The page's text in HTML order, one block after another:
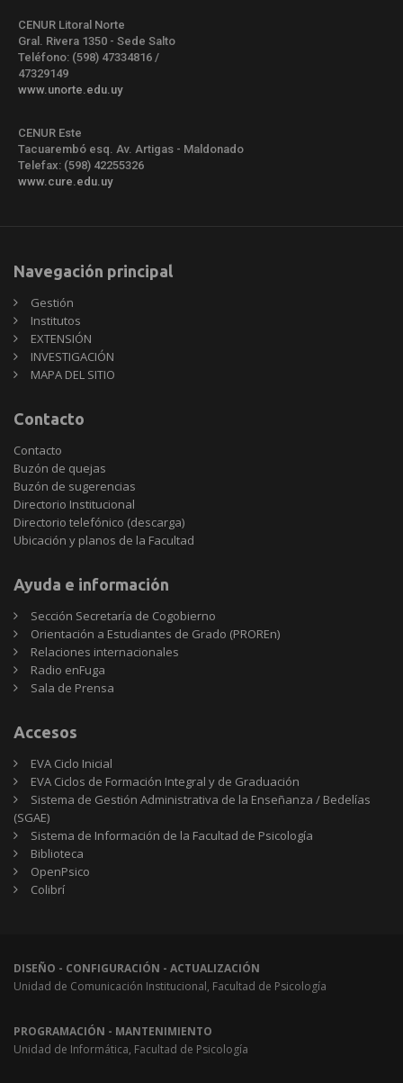
CENUR Litoral Norte
Gral. Rivera 1350 - Sede Salto
Teléfono: (598) 47334816 /
47329149
www.unorte.edu.uy
CENUR Este
Tacuarembó esq. Av. Artigas - Maldonado
Telefax: (598) 42255326
www.cure.edu.uy
Navegación principal
Gestión
Institutos
EXTENSIÓN
INVESTIGACIÓN
MAPA DEL SITIO
Contacto
Contacto
Buzón de quejas
Buzón de sugerencias
Directorio Institucional
Directorio telefónico (descarga)
Ubicación y planos de la Facultad
Ayuda e información
Sección Secretaría de Cogobierno
Orientación a Estudiantes de Grado (PROREn)
Relaciones internacionales
Radio enFuga
Sala de Prensa
Accesos
EVA Ciclo Inicial
EVA Ciclos de Formación Integral y de Graduación
Sistema de Gestión Administrativa de la Enseñanza / Bedelías
(SGAE)
Sistema de Información de la Facultad de Psicología
Biblioteca
OpenPsico
Colibrí
DISEÑO - CONFIGURACIÓN - ACTUALIZACIÓN
Unidad de Comunicación Institucional, Facultad de Psicología
PROGRAMACIÓN - MANTENIMIENTO
Unidad de Informática, Facultad de Psicología